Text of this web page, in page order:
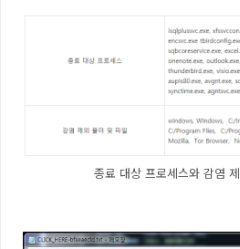
종료 대상 프로세스와 감염